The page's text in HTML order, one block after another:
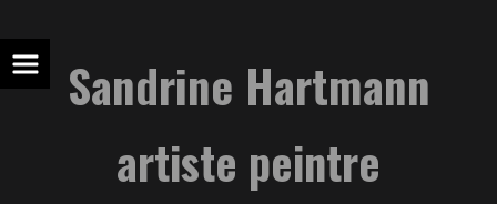
Sandrine Hartmann
artiste peintre